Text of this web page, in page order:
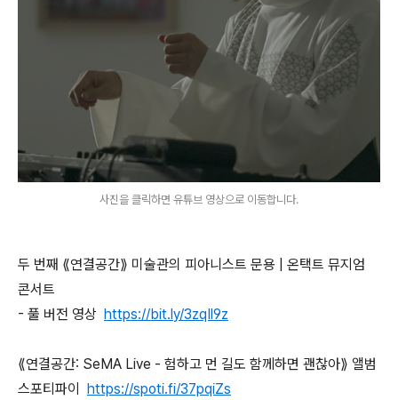
사진을 클릭하면 유튜브 영상으로 이동합니다.
두 번째 ⟪연결공간⟫ 미술관의 피아니스트 문용 | 온택트 뮤지엄
콘서트
- 풀 버전 영상 https://bit.ly/3zqIl9z
⟪연결공간: SeMA Live - 험하고 먼 길도 함께하면 괜찮아⟫ 앨범
스포티파이
https://spoti.fi/37pqiZs